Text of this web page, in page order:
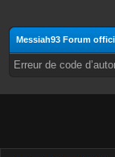
Messiah93 Forum
Erreur de code